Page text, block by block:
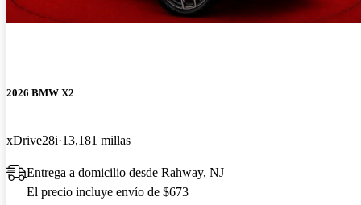
2026 BMW X2
xDrive28i 13,181 millas
Entrega a domicilio desde Rahway, NJ
El precio incluye envío de $673